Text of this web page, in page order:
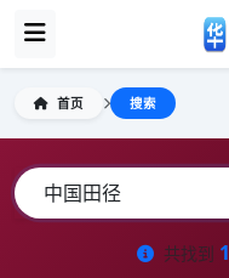
首页 搜索
共找到 1